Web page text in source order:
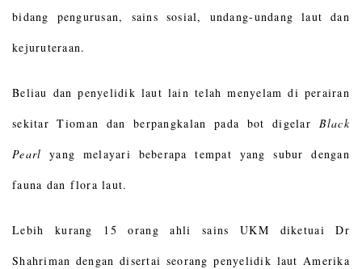
bidang pengurusan, sains sosial, undang-undang laut dan
kejuruteraan.
Beliau dan penyelidik laut lain telah menyelam di perairan
sekitar Tioman dan berpangkalan pada bot digelar Black
Pearl yang melayari beberapa tempat yang subur dengan
fauna dan flora laut.
Lebih kurang 15 orang ahli sains UKM diketuai Dr
Shahriman dengan disertai seorang penyelidik laut Amerika